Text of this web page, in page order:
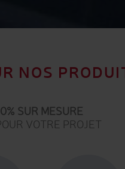
NOS
SUR MESURE
VOTRE PROJET